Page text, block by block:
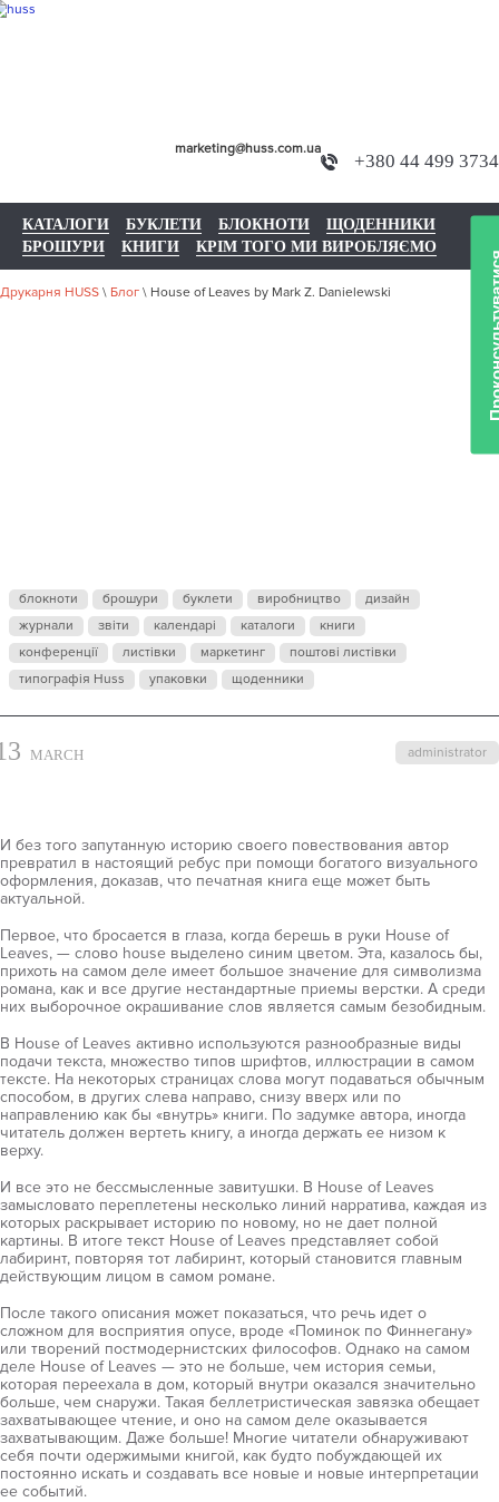
+380 44 499 3734
marketing@huss.com.ua
КАТАЛОГИ БУКЛЕТИ БЛОКНОТИ
ЩОДЕННИКИ
БРОШУРИ
КНИГИ КРІМ ТОГО МИ ВИРОБЛЯЄМО
Друкарня HUSS \ Блог \ House of Leaves by Mark Z. Danielewski
MARK Z.
блокноти брошури буклети виробництво
дизайн
журнали
звіти календарі каталоги
книги
конференції
листівки маркетинг
поштові листівки
типографія Huss
упаковки щоденники
administrator
MARCH
И без того запутанную историю своего повествования автор
превратил в настоящий ребус при помощи богатого визуального
оформления, доказав, что печатная книга еще может быть
актуальной.
Первое, что бросается в глаза, когда берешь в руки House of
Leaves, — слово house выделено синим цветом. Эта, казалось бы,
прихоть на самом деле имеет большое значение для символизма
романа, как и все другие нестандартные приемы верстки. А среди
них выборочное окрашивание слов является самым безобидным.
В House of Leaves активно используются разнообразные виды
подачи текста, множество типов шрифтов, иллюстрации в самом
тексте. На некоторых страницах слова могут подаваться обычным
способом, в других слева направо, снизу вверх или по
направлению как бы «внутрь» книги. По задумке автора, иногда
читатель должен вертеть книгу, а иногда держать ее низом к
верху.
И все это не бессмысленные завитушки. В House of Leaves
замысловато переплетены несколько линий нарратива, каждая из
которых раскрывает историю по новому, но не дает полной
картины. В итоге текст House of Leaves представляет собой
лабиринт, повторяя тот лабиринт, который становится главным
действующим лицом в самом романе.
После такого описания может показаться, что речь идет о
сложном для восприятия опусе, вроде «Поминок по Финнегану»
или творений постмодернистских философов. Однако на самом
деле House of Leaves — это не больше, чем история семьи,
которая переехала в дом, который внутри оказался значительно
больше, чем снаружи. Такая беллетристическая завязка обещает
захватывающее чтение, и оно на самом деле оказывается
захватывающим. Даже больше! Многие читатели обнаруживают
себя почти одержимыми книгой, как будто побуждающей их
постоянно искать и создавать все новые и новые интерпретации
ее событий.